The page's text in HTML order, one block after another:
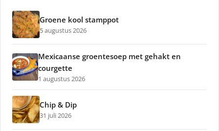
Groene kool stamppot
5 augustus 2026
Mexicaanse groentesoep met gehakt en
courgette
1 augustus 2026
Chip & Dip
31 juli 2026